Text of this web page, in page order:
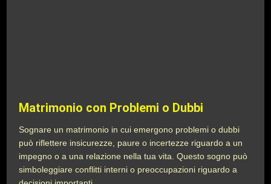
Matrimonio con Problemi o Dubbi
Sognare un matrimonio in cui emergono problemi o dubbi
può riflettere insicurezze, paure o incertezze riguardo a un
impegno o a una relazione nella tua vita. Questo sogno può
simboleggiare conflitti interni o preoccupazioni riguardo a